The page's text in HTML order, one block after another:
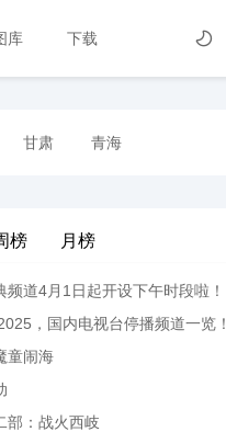
库 下载
甘肃 青海
榜 月榜
频道4月1日起开设下午时段啦！
，国内电视台停播频道一览！
童闹海
部：战火西岐